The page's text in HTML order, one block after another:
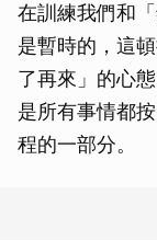
在訓練我們和
是暫時的，這
了再來」的心
是所有事情都
程的一部分。